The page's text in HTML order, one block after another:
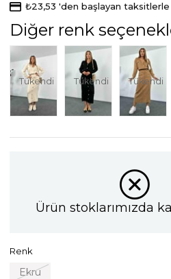
₺23,53 'den başlayan taksitlerle
Diğer renk
Tükendi Tükendi Tükendi
Ürün stoklarımızda
Renk
Ekru